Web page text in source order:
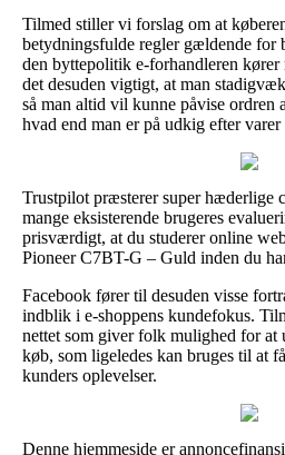
Tilmed stiller vi forslag om at
betydningsfulde regler gældende for
den byttepolitik e-forhandleren kører
det desuden vigtigt, at man
så man altid vil kunne påvise
hvad end man er på udkig efter
Trustpilot præsterer super hæderlige
mange eksisterende brugeres
prisværdigt, at du studerer online
Pioneer C7BT-G – Guld inden du
Facebook fører til desuden visse
indblik i e-shoppens kundefokus.
nettet som giver folk mulighed for
køb, som ligeledes kan bruges til at
kunders oplevelser.
Denne hjemmeside er